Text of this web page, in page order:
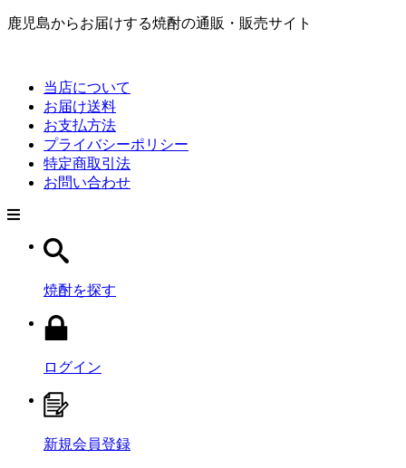
鹿児島からお届けする焼酎の通販・販売サイト
当店について
お届け送料
お支払方法
プライバシーポリシー
特定商取引法
お問い合わせ
焼酎を探す
ログイン
新規会員登録